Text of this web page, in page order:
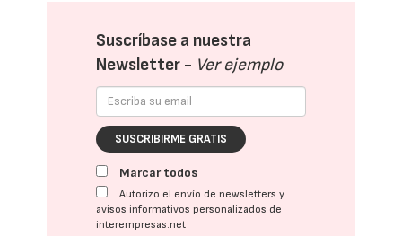
Suscríbase a nuestra
Newsletter - Ver ejemplo
SUSCRIBIRME GRATIS
Marcar todos
Autorizo el envío de newsletters y
avisos informativos personalizados de
interempresas.net